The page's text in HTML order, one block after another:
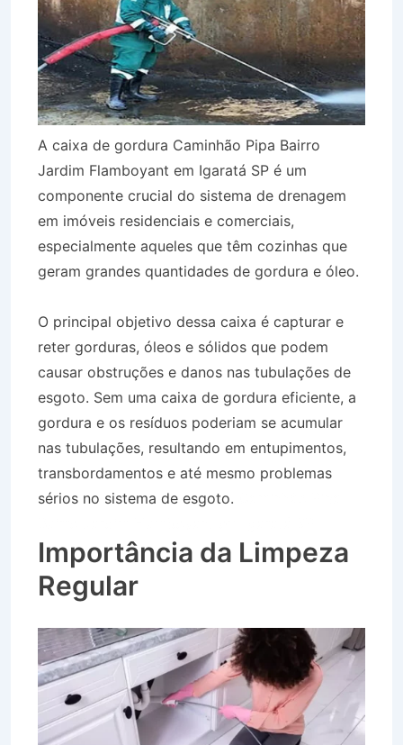
A caixa de gordura Caminhão Pipa Bairro
Jardim Flamboyant em Igaratá SP é um
componente crucial do sistema de drenagem
em imóveis residenciais e comerciais,
especialmente aqueles que têm cozinhas que
geram grandes quantidades de gordura e óleo.
O principal objetivo dessa caixa é capturar e
reter gorduras, óleos e sólidos que podem
causar obstruções e danos nas tubulações de
esgoto. Sem uma caixa de gordura eficiente, a
gordura e os resíduos poderiam se acumular
nas tubulações, resultando em entupimentos,
transbordamentos e até mesmo problemas
sérios no sistema de esgoto.
Importância da Limpeza
Regular